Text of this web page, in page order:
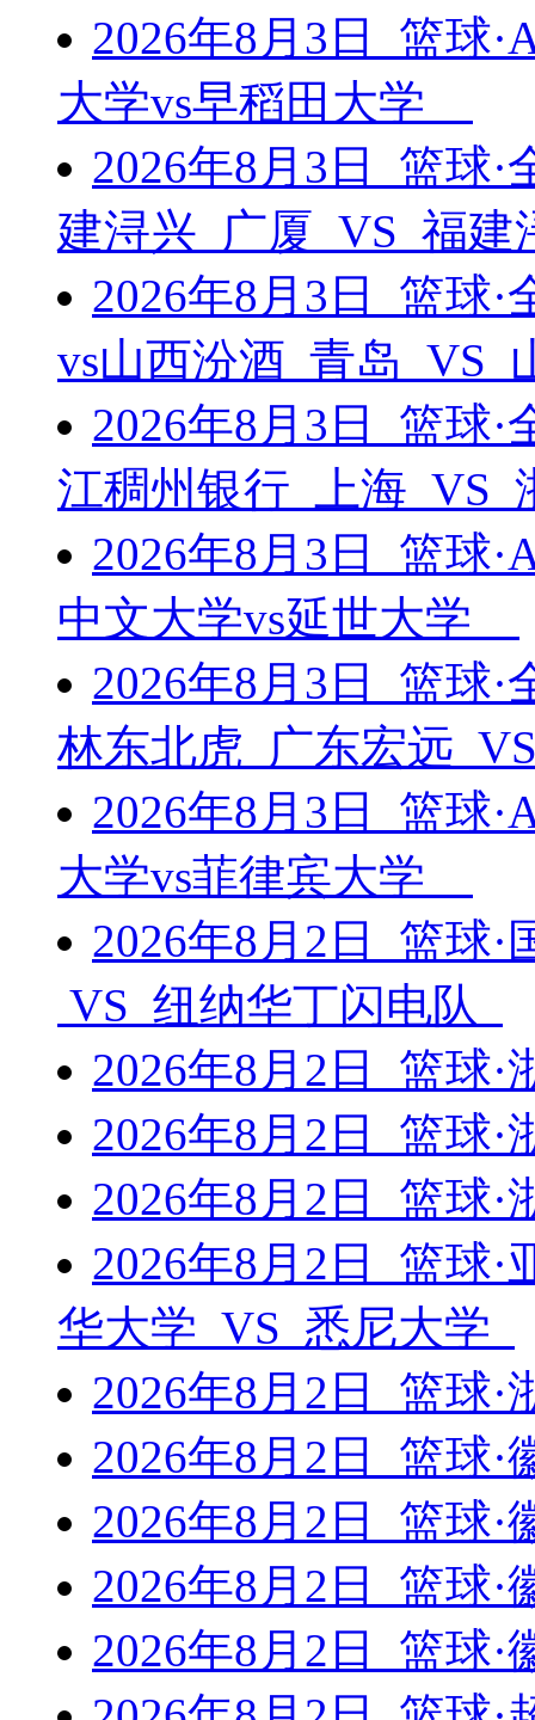
2026年8月3日 篮球
大学vs早稻田大学
2026年8月3日 篮球·
建浔兴 广厦 VS 福
2026年8月3日 篮球·
vs山西汾酒 青岛 VS
2026年8月3日 篮球·
江稠州银行 上海 VS
2026年8月3日 篮球
中文大学vs延世大学
2026年8月3日 篮球·
林东北虎 广东宏远
2026年8月3日 篮球
大学vs菲律宾大学
2026年8月2日 篮球
VS 纽纳华丁闪电队
2026年8月2日 篮球
2026年8月2日 篮球
2026年8月2日 篮球
2026年8月2日 篮球
华大学 VS 悉尼大学
2026年8月2日 篮球
2026年8月2日 篮球
2026年8月2日 篮球
2026年8月2日 篮球
2026年8月2日 篮球